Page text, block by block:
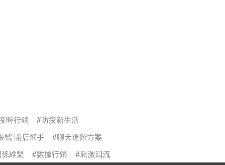
時行銷
防疫新生活
號 開店幫手
聊天進階方案
維繫 數據行銷 刺激回流